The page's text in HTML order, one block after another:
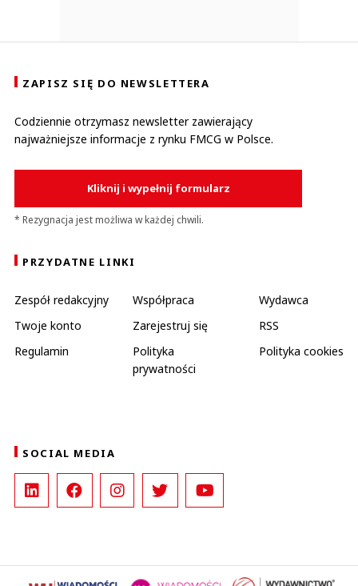
ZAPISZ SIĘ DO NEWSLETTERA
Codziennie otrzymasz newsletter zawierający
najważniejsze informacje z rynku FMCG w Polsce.
Kliknij i wypełnij formularz
* Rezygnacja jest możliwa w każdej chwili.
PRZYDATNE LINKI
Zespół redakcyjny Współpraca
Wydawca
Twoje konto
Zarejestruj się
RSS
Regulamin
Polityka
prywatności
Polityka cookies
SOCIAL MEDIA